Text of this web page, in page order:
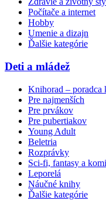
Počítače a internet
Hobby
Umenie a dizajn
Ďalšie kategórie
Deti a mládež
Knihorad – poradca
Pre najmenších
Pre prvákov
Pre pubertiakov
Young Adult
Beletria
Rozprávky
Sci-fi, fantasy a
Leporelá
Náučné knihy
Ďalšie kategórie